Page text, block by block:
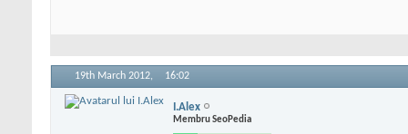
19th March 2012, 16:02
I.Alex
Membru SeoPedia